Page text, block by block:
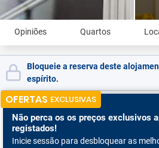
Opiniões Quartos
Bloqueie a reserva deste
espírito.
OFERTAS EXCLUSIVAS
Não perca os os preços exclusivos
registados!
Inicie sessão para desbloquear as